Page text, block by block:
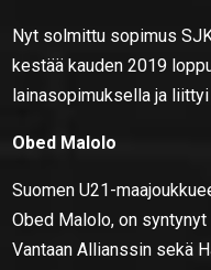
Nyt solmittu sopimus
kestää kauden 2019
lainasopimuksella ja
Obed Malolo
Suomen U21-
Obed Malolo, on
Vantaan Allianssin sekä